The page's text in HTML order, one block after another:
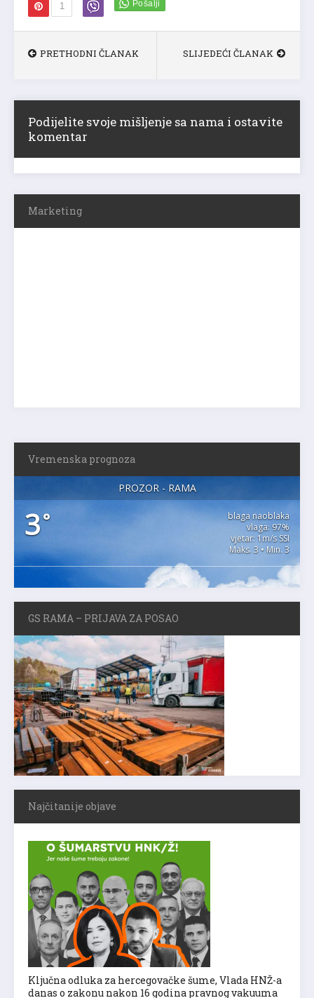
1
PRETHODNI ČLANAK SLIJEDEĆI ČLANAK
Podijelite svoje mišljenje sa nama i ostavite
komentar
Marketing
Vremenska prognoza
PROZOR - RAMA
3°
blaga naoblaka
vlaga: 97%
vjetar: 1m/s SSI
Maks. 3 • Min. 3
GS RAMA – PRIJAVA ZA POSAO
Najčitanije objave
Ključna odluka za hercegovačke šume, Vlada HNŽ-a
danas o zakonu nakon 16 godina pravnog vakuuma